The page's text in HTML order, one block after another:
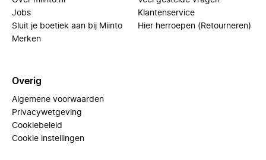
Jobs
Sluit je boetiek aan bij Miinto
Merken
Klantenservice
Hier herroepen (Retourneren)
Overig
Algemene voorwaarden
Privacywetgeving
Cookiebeleid
Cookie instellingen